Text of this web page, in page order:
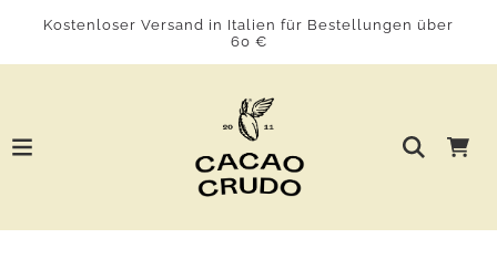
Kostenloser Versand in Italien für Bestellungen über
60 €